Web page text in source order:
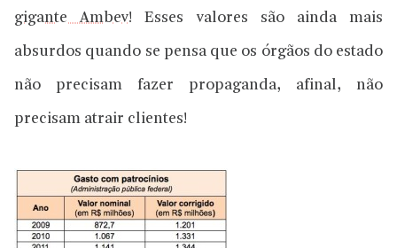
gigante Ambev! Esses valores são ainda mais
absurdos quando se pensa que os órgãos do estado
não precisam fazer propaganda, afinal, não
precisam atrair clientes!